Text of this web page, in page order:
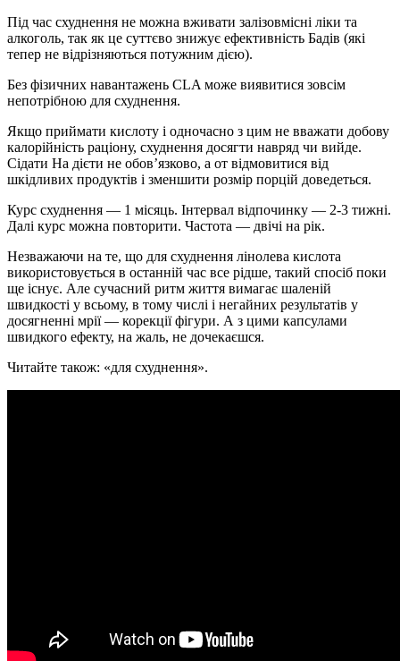
Під час схуднення не можна вживати залізовмісні ліки та
алкоголь, так як це суттєво знижує ефективність Бадів (які
тепер не відрізняються потужним дією).
Без фізичних навантажень CLA може виявитися зовсім
непотрібною для схуднення.
Якщо приймати кислоту і одночасно з цим не вважати добову
калорійність раціону, схуднення досягти навряд чи вийде.
Сідати На дієти не обов’язково, а от відмовитися від
шкідливих продуктів і зменшити розмір порцій доведеться.
Курс схуднення — 1 місяць. Інтервал відпочинку — 2-3 тижні.
Далі курс можна повторити. Частота — двічі на рік.
Незважаючи на те, що для схуднення лінолева кислота
використовується в останній час все рідше, такий спосіб поки
ще існує. Але сучасний ритм життя вимагає шаленій
швидкості у всьому, в тому числі і негайних результатів у
досягненні мрії — корекції фігури. А з цими капсулами
швидкого ефекту, на жаль, не дочекаєшся.
Читайте також: «для схуднення».